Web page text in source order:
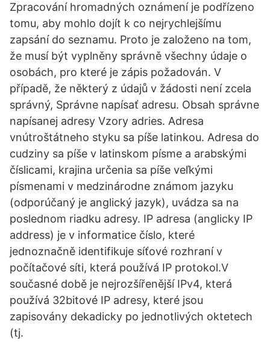
Zpracování hromadných oznámení je podřízeno
tomu, aby mohlo dojít k co nejrychlejšímu
zapsání do seznamu. Proto je založeno na tom,
že musí být vyplněny správně všechny údaje o
osobách, pro které je zápis požadován. V
případě, že některý z údajů v žádosti není zcela
správný, Správne napísať adresu. Obsah správne
napísanej adresy Vzory adries. Adresa
vnútroštátneho styku sa píše latinkou. Adresa do
cudziny sa píše v latinskom písme a arabskými
číslicami, krajina určenia sa píše veľkými
písmenami v medzinárodne známom jazyku
(odporúčaný je anglický jazyk), uvádza sa na
poslednom riadku adresy. IP adresa (anglicky IP
address) je v informatice číslo, které
jednoznačně identifikuje síťové rozhraní v
počítačové síti, která používá IP protokol.V
současné době je nejrozšířenější IPv4, která
používá 32bitové IP adresy, které jsou
zapisovány dekadicky po jednotlivých oktetech
(tj.